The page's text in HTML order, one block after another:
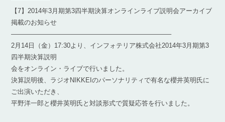
【7】2014年3月期第3四半期決算オンラインライブ説明会アーカイブ
掲載のお知らせ
————————————————————————–
2月14日（金）17:30より、インフォテリア株式会社2014年3月期第3
四半期決算説明
会をオンライン・ライブで行いました。
決算説明後、ラジオNIKKEIのパーソナリティで有名な櫻井英明氏に
ご出演いただき、
平野洋一郎と櫻井英明氏と対談形式で質疑応答を行いました。